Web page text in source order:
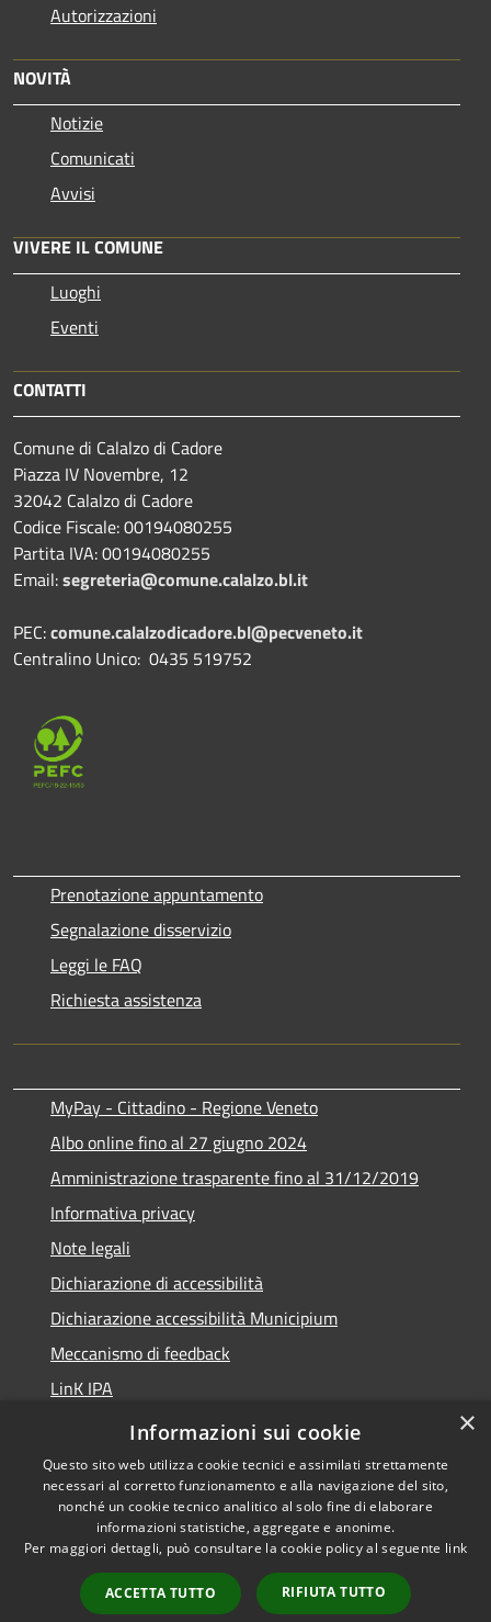
Autorizzazioni
NOVITÀ
Notizie
Comunicati
Avvisi
VIVERE IL COMUNE
Luoghi
Eventi
CONTATTI
Comune di Calalzo di Cadore
Piazza IV Novembre, 12
32042 Calalzo di Cadore
Codice Fiscale: 00194080255
Partita IVA: 00194080255
Email:segreteria@comune.calalzo.bl.it
PEC:comune.calalzodicadore.bl@pecveneto.it
Centralino Unico: 0435 519752
Prenotazione appuntamento
Segnalazione disservizio
Leggi le FAQ
Richiesta assistenza
MyPay - Cittadino - Regione Veneto
Albo online fino al 27 giugno 2024
Amministrazione trasparente fino al 31/12/2019
Informativa privacy
Note legali
Dichiarazione di accessibilità
Dichiarazione accessibilità Municipium
Meccanismo di feedback
LinK IPA
Social media policy
Accessibilità
Copyright © 2026 • Comune di
Calalzo di Cadore • Powered by
Municipium•
Accesso
redazione
×
Informazioni sui cookie
Questo sito web utilizza cookie tecnici e assimilati strettamente
necessari al corretto funzionamento e alla navigazione del sito,
nonché un cookie tecnico analitico al solo fine di elaborare
informazioni statistiche, aggregate e anonime.
Per maggiori dettagli, può consultare la cookie policy al seguente link
ACCETTA TUTTO RIFIUTA TUTTO